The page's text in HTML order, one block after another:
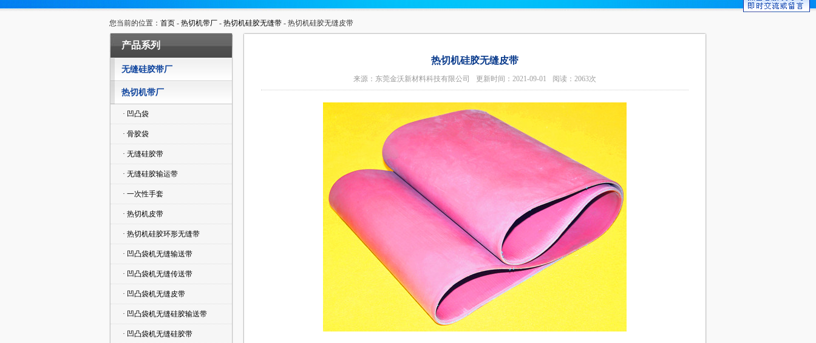
您当前的位置： 首页 - 热切机带厂 - 热切机硅胶无缝带 - 热切机硅胶无缝皮带
产品系列
无缝硅胶带厂
热切机带厂
· 凹凸袋
· 骨胶袋
· 无缝硅胶带
· 无缝硅胶输运带
· 一次性手套
· 热切机皮带
· 热切机硅胶环形无缝带
· 凹凸袋机无缝输送带
· 凹凸袋机无缝传送带
· 凹凸袋机无缝皮带
· 凹凸袋机无缝硅胶输送带
· 凹凸袋机无缝硅胶带
热切机硅胶无缝皮带
来源：东莞金沃新材料科技有限公司 更新时间：2021-09-01 阅读：2063次